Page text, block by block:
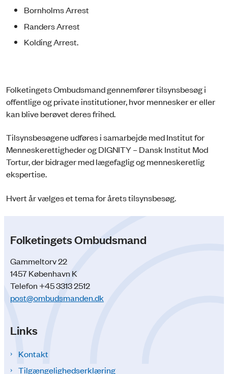
Bornholms Arrest
Randers Arrest
Kolding Arrest.
Folketingets Ombudsmand gennemfører tilsynsbesøg i
offentlige og private institutioner, hvor mennesker er eller
kan blive berøvet deres frihed.
Tilsynsbesøgene udføres i samarbejde med Institut for
Menneskerettigheder og DIGNITY – Dansk Institut Mod
Tortur, der bidrager med lægefaglig og menneskeretlig
ekspertise.
Hvert år vælges et tema for årets tilsynsbesøg.
Folketingets Ombudsmand
Gammeltorv 22
1457 København K
Telefon +45 3313 2512
post@ombudsmanden.dk
Links
Kontakt
Tilgængelighedserklæring